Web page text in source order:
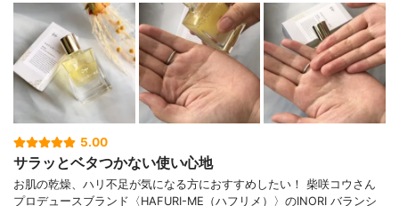
5.00
サラッとベタつかない使い心地
お肌の乾燥、ハリ不足が気になる方におすすめしたい！ 柴咲コウさん
プロデュースブランド〈HAFURI-ME（ハフリメ）〉のINORI バランシ